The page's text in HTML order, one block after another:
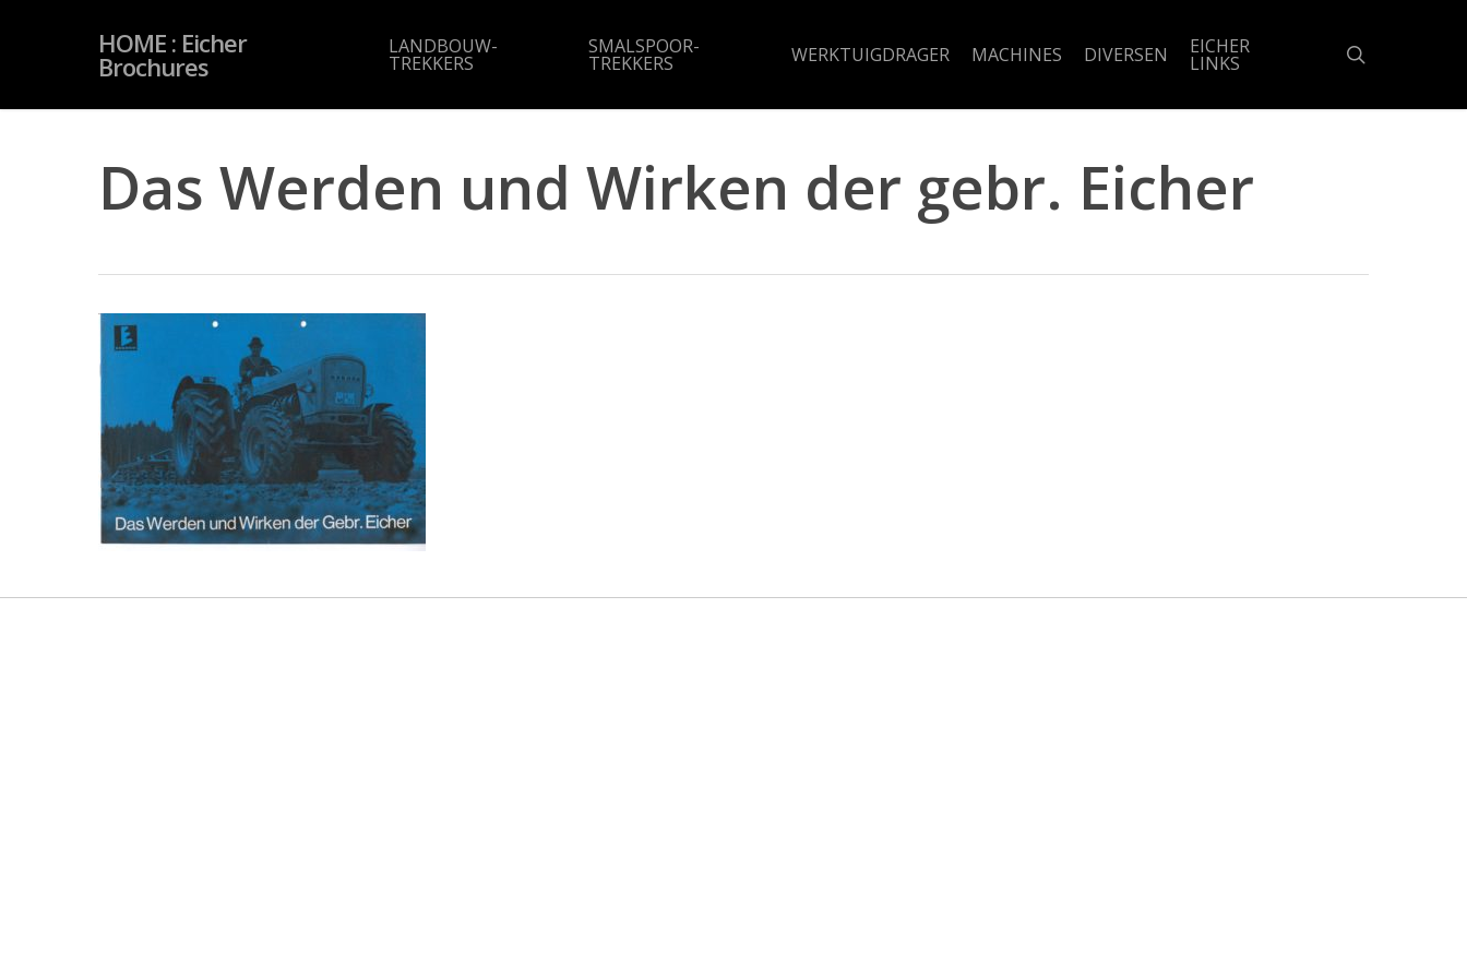
HOME : Eicher
Brochures
LANDBOUW-
TREKKERS
SMALSPOOR-
TREKKERS WERKTUIGDRAGER MACHINES DIVERSEN EICHER
LINKS
Das Werden und Wirken der gebr. Eicher